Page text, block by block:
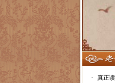
·
真正